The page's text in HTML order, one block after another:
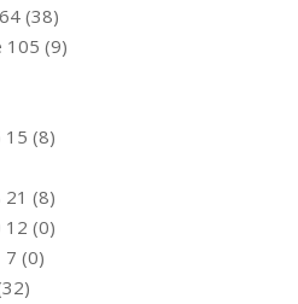
(38)
105 (9)
(8)
(8)
(0)
(0)